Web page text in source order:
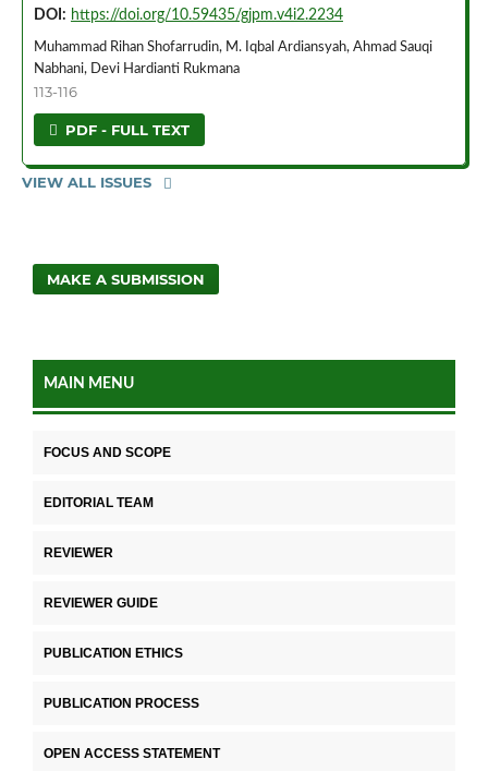
DOI: https://doi.org/10.59435/gjpm.v4i2.2234
Muhammad Rihan Shofarrudin, M. Iqbal Ardiansyah, Ahmad Sauqi
Nabhani, Devi Hardianti Rukmana
113-116
PDF - FULL TEXT
VIEW ALL ISSUES
MAKE A SUBMISSION
MAIN MENU
FOCUS AND SCOPE
EDITORIAL TEAM
REVIEWER
REVIEWER GUIDE
PUBLICATION ETHICS
PUBLICATION PROCESS
OPEN ACCESS STATEMENT